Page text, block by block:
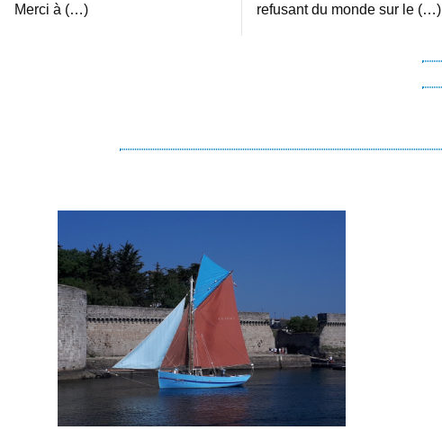
Merci à (…)
refusant du monde sur le (…)